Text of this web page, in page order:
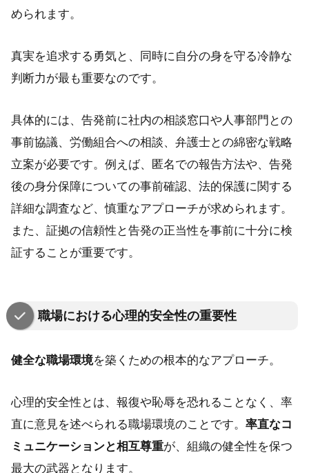
められます。
真実を追求する勇気と、同時に自分の身を守る冷静な
判断力が最も重要なのです。
具体的には、告発前に社内の相談窓口や人事部門との
事前協議、労働組合への相談、弁護士との綿密な戦略
立案が必要です。例えば、匿名での報告方法や、告発
後の身分保障についての事前確認、法的保護に関する
詳細な調査など、慎重なアプローチが求められます。
また、証拠の信頼性と告発の正当性を事前に十分に検
証することが重要です。
職場における心理的安全性の重要性
健全な職場環境を築くための根本的なアプローチ。
心理的安全性とは、報復や恥辱を恐れることなく、率
直に意見を述べられる職場環境のことです。 率直なコ
ミュニケーションと相互尊重が、組織の健全性を保つ
最大の武器となります。